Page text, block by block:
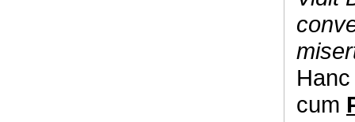
cum